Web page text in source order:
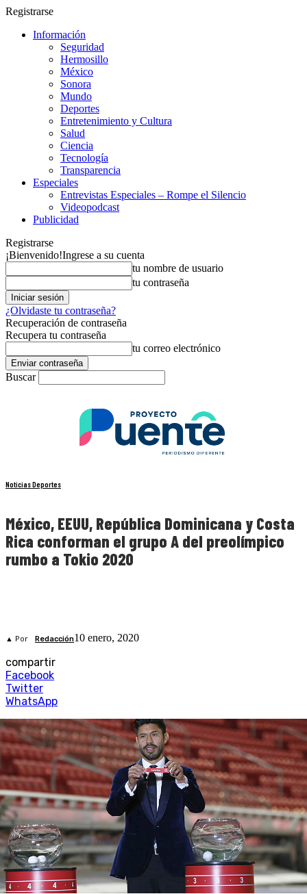
Registrarse
Información
Seguridad
Hermosillo
México
Sonora
Mundo
Deportes
Entretenimiento y Cultura
Salud
Ciencia
Tecnología
Transparencia
Especiales
Entrevistas Especiales – Rompe el Silencio
Videopodcast
Publicidad
Registrarse
¡Bienvenido!Ingrese a su cuenta
tu nombre de usuario
tu contraseña
¿Olvidaste tu contraseña?
Recuperación de contraseña
Recupera tu contraseña
tu correo electrónico
Buscar
Noticias Deportes
México, EEUU, República Dominicana y Costa
Rica conforman el grupo A del preolímpico
rumbo a Tokio 2020
▲ Por Redacción10 enero, 2020
compartir
Facebook
Twitter
WhatsApp